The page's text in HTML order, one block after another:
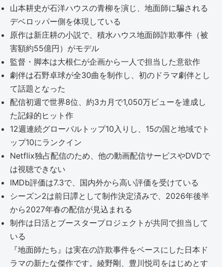
山本耕史が石洋ハウスの青柳を演じ、地面師に騙される
デベロッパー側を体現している
原作は新庄耕の小説で、積水ハウス地面師詐欺事件（被
害額約55億円）がモデル
監督・脚本は大根仁が企画から一人で担当した意欲作
劇伴は石野卓球が全30曲を制作し、初のドラマ劇伴とし
て話題となった
配信初週で世界8位、約3カ月で1,050万ビューを達成し
た記録的ヒット作
12週連続グローバルトップ10入りし、15の国と地域でト
ップ10にランクイン
Netflix独占配信のため、他の動画配信サービスやDVDで
は視聴できない
IMDb評価は7.3で、国内外から高い評価を受けている
シーズン2は前日譚として制作決定済みで、2026年後半
から2027年春の配信が見込まれる
制作は日活とブースタープロジェクトが共同で担当して
いる
『地面師たち』は実在の詐欺事件をベースにした日本ド
ラマの新たな傑作です。綾野剛、豊川悦司をはじめとす